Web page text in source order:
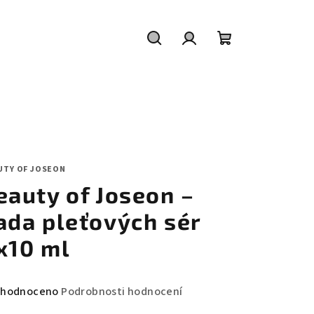
OF JOSEON
of Joseon –
pleťových sér
ml
Podrobnosti hodnocení